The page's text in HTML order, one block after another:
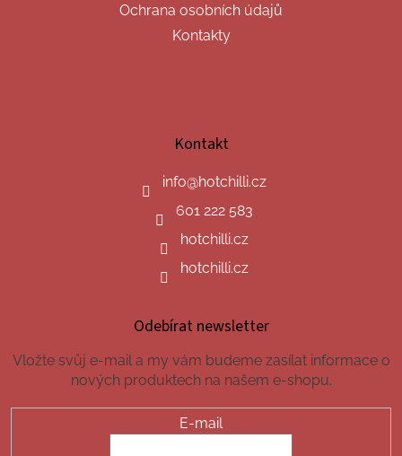
Ochrana osobních údajů
Kontakty
Kontakt
info@hotchilli.cz
601 222 583
hotchilli.cz
hotchilli.cz
Odebírat newsletter
Vložte svůj e-mail a my vám budeme zasílat informace o
nových produktech na našem e-shopu.
E-mail